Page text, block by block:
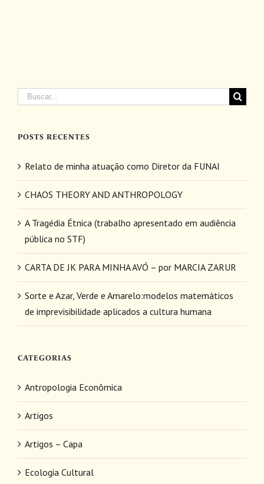
Buscar
POSTS RECENTES
Relato de minha atuação como Diretor da FUNAI
CHAOS THEORY AND ANTHROPOLOGY
A Tragédia Étnica (trabalho apresentado em audiência
pública no STF)
CARTA DE JK PARA MINHA AVÓ – por MARCIA ZARUR
Sorte e Azar, Verde e Amarelo:modelos matemáticos
de imprevisibilidade aplicados a cultura humana
CATEGORIAS
Antropologia Econômica
Artigos
Artigos – Capa
Ecologia Cultural